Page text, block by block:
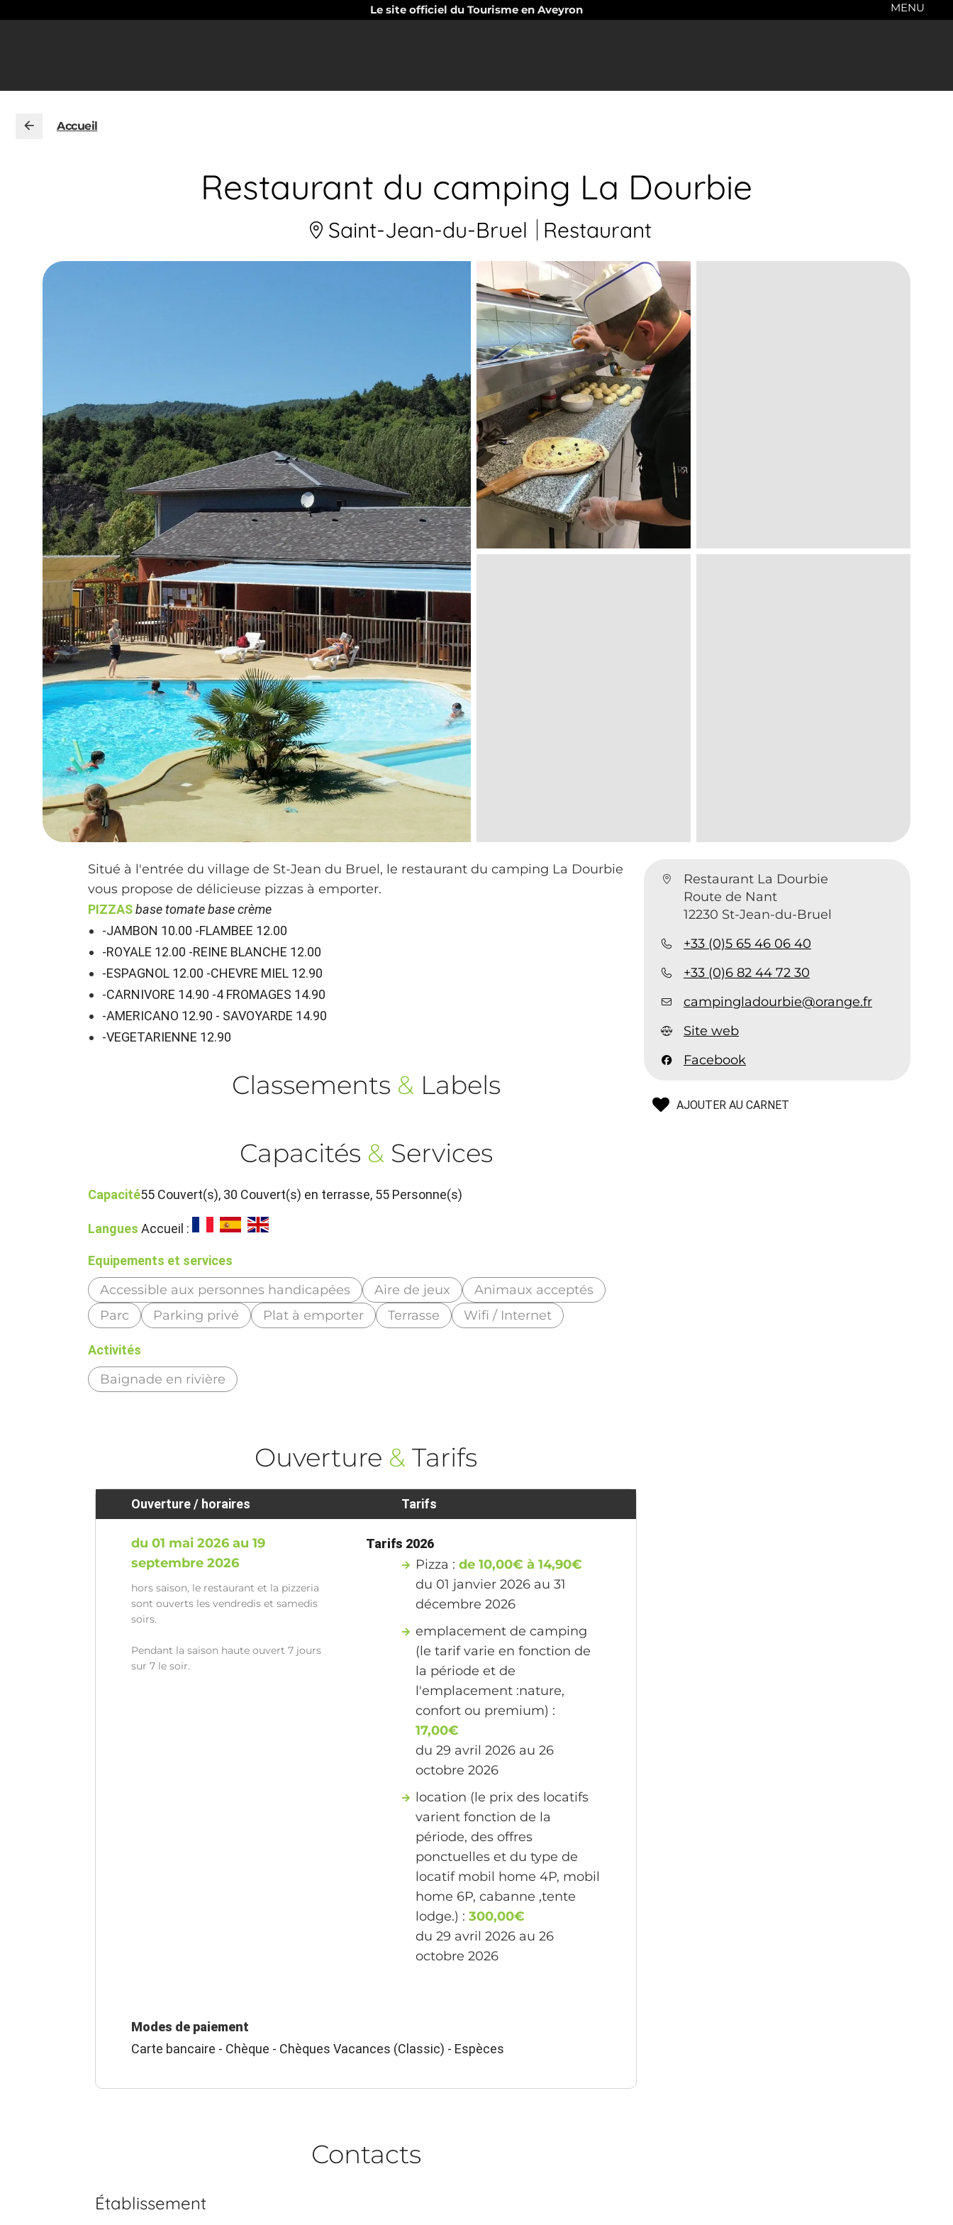
Le site officiel du Tourisme en Aveyron MENU
Accueil
Restaurant du camping La Dourbie
Saint-Jean-du-Bruel Restaurant
Restaurant La Dourbie
Route de Nant
12230 St-Jean-du-Bruel
+33 (0)5 65 46 06 40
+33 (0)6 82 44 72 30
campingladourbie@orange.fr
Site web
Facebook
AJOUTER AU CARNET
Situé à l'entrée du village de St-Jean du Bruel, le restaurant du camping La Dourbie
vous propose de délicieuse pizzas à emporter.
PIZZASbase tomatebase crème
-JAMBON 10.00 -FLAMBEE 12.00
-ROYALE 12.00 -REINE BLANCHE 12.00
-ESPAGNOL 12.00 -CHEVRE MIEL 12.90
-CARNIVORE 14.90 -4 FROMAGES 14.90
-AMERICANO 12.90 - SAVOYARDE 14.90
-VEGETARIENNE 12.90
Classements & Labels
Capacités & Services
Capacité55 Couvert(s), 30 Couvert(s) en terrasse, 55 Personne(s)
Langues Accueil :
Equipements et services
Accessible aux personnes handicapées Aire de jeux
Animaux acceptés
Parc
Parking privé Plat à emporter Terrasse Wifi / Internet
Activités
Baignade en rivière
Ouverture & Tarifs
Ouverture / horaires
du 01 mai 2026 au 19
septembre 2026
hors saison, le restaurant et la pizzeria
sont ouverts les vendredis et samedis
soirs.
Pendant la saison haute ouvert 7 jours
sur 7 le soir.
Tarifs
Tarifs 2026
Pizza :de 10,00€ à 14,90€
du 01 janvier 2026 au 31
décembre 2026
emplacement de camping
(le tarif varie en fonction de
la période et de
l'emplacement :nature,
confort ou premium) :
17,00€
du 29 avril 2026 au 26
octobre 2026
location (le prix des locatifs
varient fonction de la
période, des offres
ponctuelles et du type de
locatif mobil home 4P, mobil
home 6P, cabanne ,tente
lodge.) :300,00€
du 29 avril 2026 au 26
octobre 2026
Modes de paiement
Carte bancaire - Chèque - Chèques Vacances (Classic) - Espèces
Contacts
Établissement